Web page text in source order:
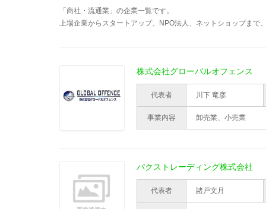
「商社・流通業」の企業一覧です。
上場企業からスタートアップ、NPO法人、ネットショップま
株式会社グローバルオフェンス
代表者 川下 竜彦
事業内容 卸売業、小売業
パクストレーディング株式会社
代表者 諸戸文月